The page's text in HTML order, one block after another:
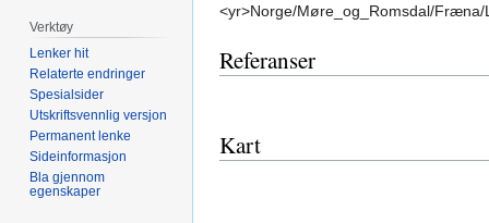
<yr>Norge/Møre_og_Romsdal/Fræna/
Referanser
Kart
Verktøy
Lenker hit
Relaterte endringer
Spesialsider
Utskriftsvennlig versjon
Permanent lenke
Sideinformasjon
Bla gjennom
egenskaper